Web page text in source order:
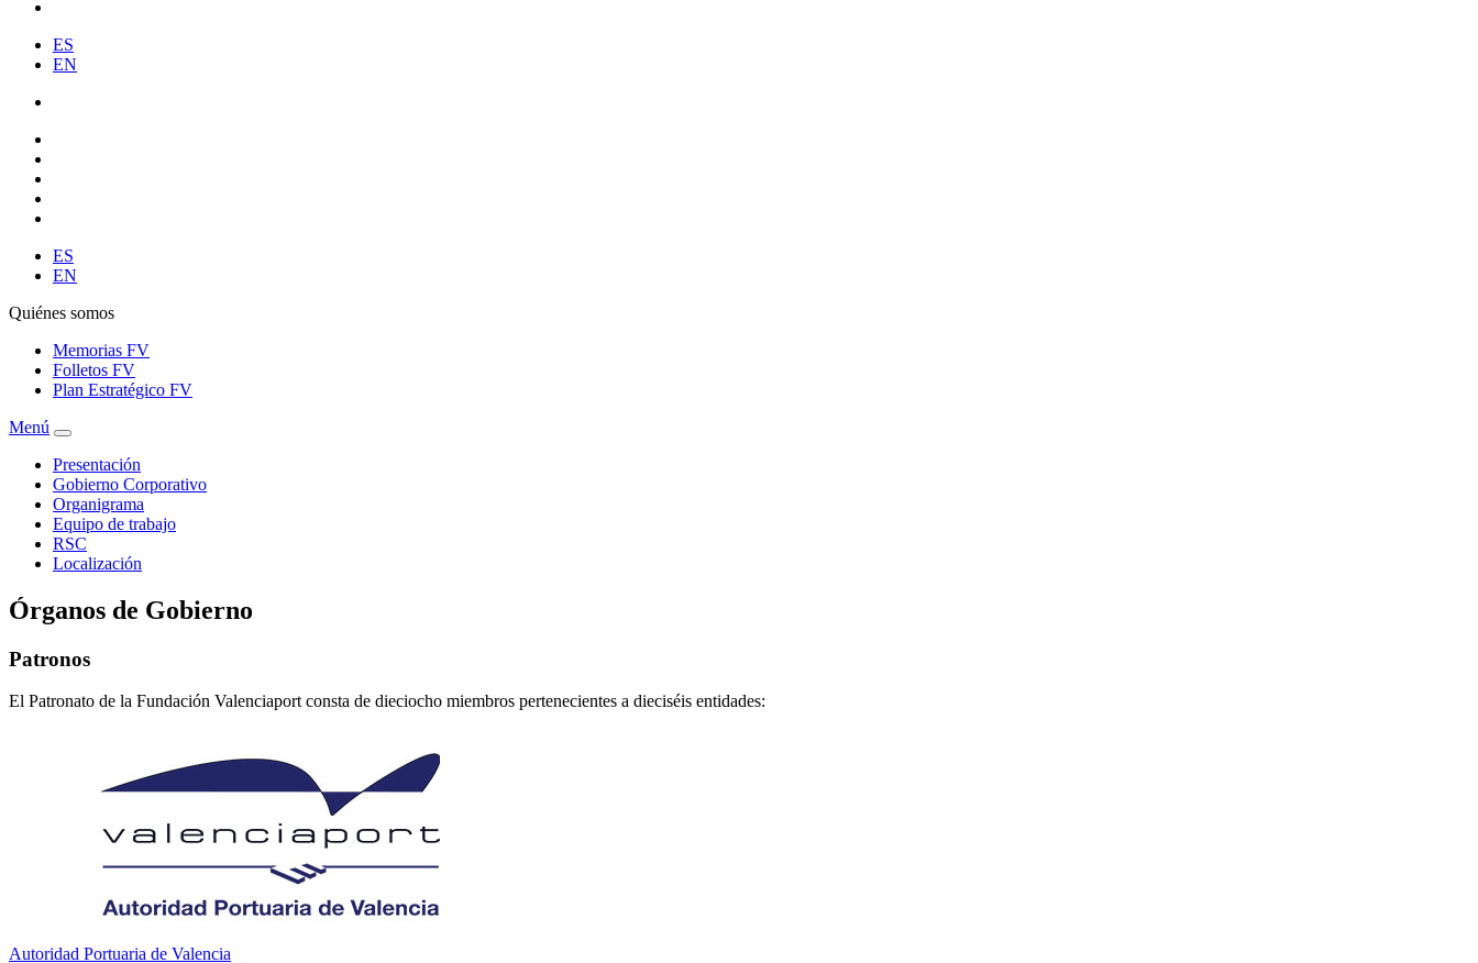
ES
EN
ES
EN
Quiénes somos
Memorias FV
Folletos FV
Plan Estratégico FV
Menú
Presentación
Gobierno Corporativo
Organigrama
Equipo de trabajo
RSC
Localización
Órganos de Gobierno
Patronos
El Patronato de la Fundación Valenciaport consta de dieciocho miembros pertenecientes a dieciséis entidades:
Autoridad Portuaria de Valencia